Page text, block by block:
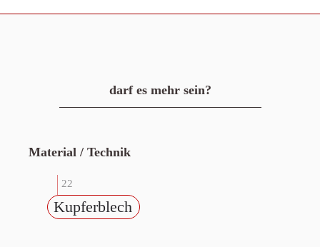
darf es mehr sein?
Material / Technik
22
Kupferblech